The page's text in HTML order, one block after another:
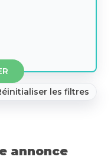
les filtres
annonce